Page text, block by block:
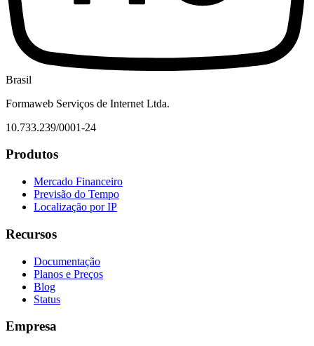
Brasil
Formaweb Serviços de Internet Ltda.
10.733.239/0001-24
Produtos
Mercado Financeiro
Previsão do Tempo
Localização por IP
Recursos
Documentação
Planos e Preços
Blog
Status
Empresa